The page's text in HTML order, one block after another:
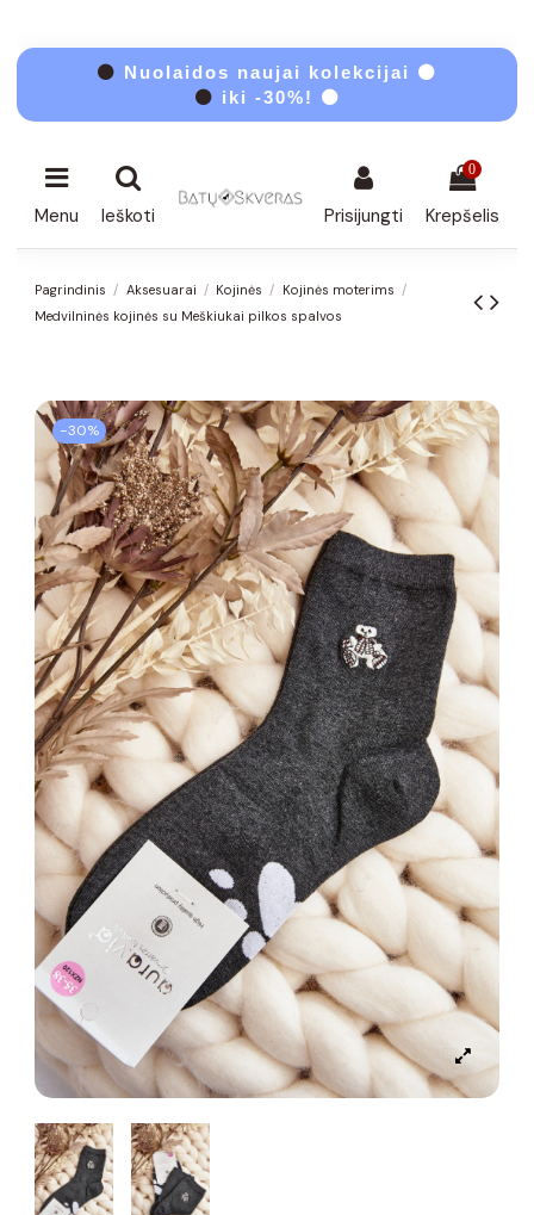
⚫ Nuolaidos naujai kolekcijai ⚫
⚫ iki -30%! ⚫
Menu Ieškoti Prisijungti
0
Krepšelis
Pagrindinis Aksesuarai Kojinės
Kojinės moterims
Medvilninės kojinės su Meškiukai pilkos spalvos
−30%